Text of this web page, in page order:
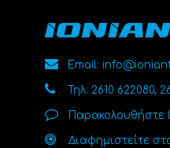
Email:
Τηλ: 2610 622080,
Παρακολουθήστε
Διαφημιστείτε